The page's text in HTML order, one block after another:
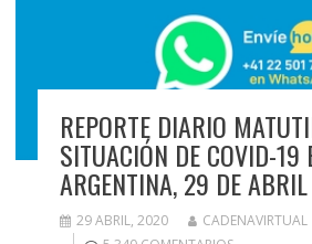
REPORTE DIARIO
SITUACIÓN DE COVID-19
ARGENTINA, 29 DE ABRIL
29 ABRIL, 2020
CADENAVIRTUAL